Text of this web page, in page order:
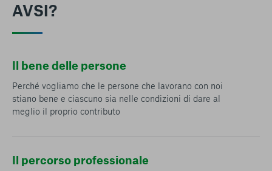
AVSI?
Il bene delle persone
Perché vogliamo che le persone che lavorano con noi
stiano bene e ciascuno sia nelle condizioni di dare al
meglio il proprio contributo
Il percorso professionale